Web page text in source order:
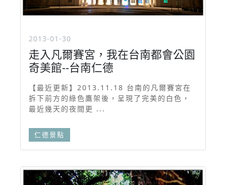
2013-01-30
走入凡爾賽宮，我在台南都會公園
奇美館--台南仁德
【最近更新】2013.11.18 台南的凡爾賽宮在
拆下前方的綠色鷹架後，呈現了完美的白色，
最近幾天的夜間更 ...
仁德景點